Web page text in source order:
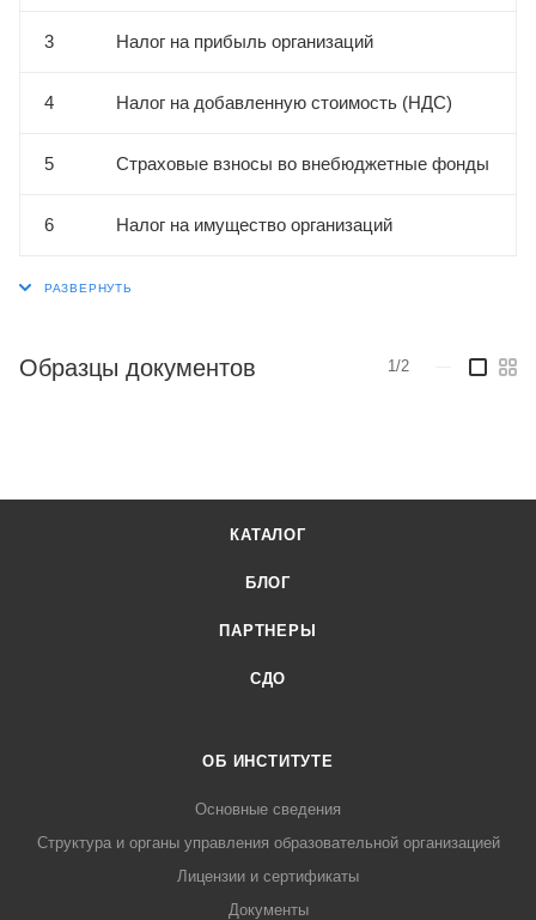
3 Налог на прибыль организаций
4 Налог на добавленную стоимость (НДС)
5 Страховые взносы во внебюджетные фонды
6 Налог на имущество организаций
Образцы документов 1/2
КАТАЛОГ
БЛОГ
ПАРТНЕРЫ
СДО
ОБ ИНСТИТУТЕ
Основные сведения
Структура и органы управления образовательной организацией
Лицензии и сертификаты
Документы